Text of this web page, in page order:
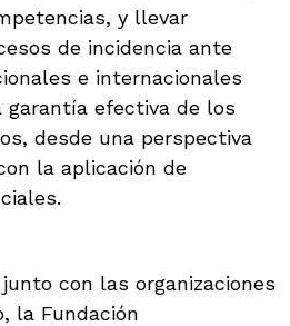
y llevar
de incidencia ante
e internacionales
garantía efectiva de los
desde una perspectiva
la aplicación de
con las organizaciones
la Fundación